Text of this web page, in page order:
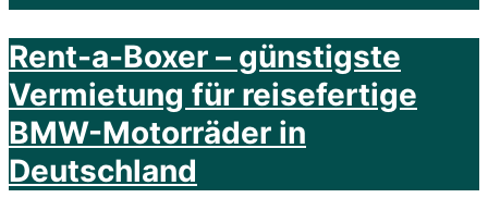
Rent-a-Boxer – günstigste
Vermietung für reisefertige
BMW-Motorräder in
Deutschland